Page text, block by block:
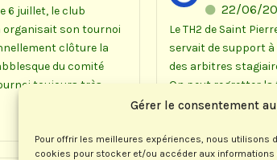
Gérer le consentement
Pour offrir les meilleures expériences, nous utilisons
cookies pour stocker et/ou accéder aux informations
6 juillet, le club
organisait son tournoi
clôture la
du comité
toujours très
22/06/
Le TH2 de Saint
servait de support
des arbitres
On peut regretter la
Lire la suite...